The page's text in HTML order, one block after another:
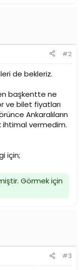
#2
de bekleriz.
başkentte ne
ve bilet fiyatları
Ankaralıların
vermedim.
için;
Görmek için
#3